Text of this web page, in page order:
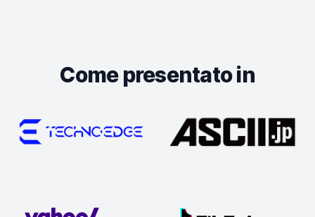
Come presentato in